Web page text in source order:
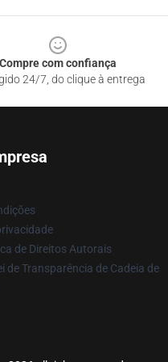
Compre com confiança
24/7, do clique à entrega
de Direitos Autorais
de Transparência de Cadeia de